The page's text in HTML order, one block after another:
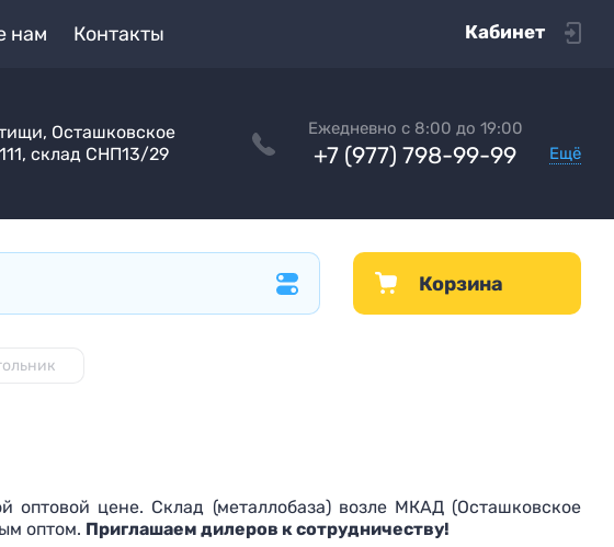
нам Контакты Кабинет
Осташковское
склад СНП13/29
Ежедневно с 8:00 до 19:00
+7 (977) 798-99-99 Ещё
Корзина
оптовой цене. Склад (металлобаза) возле МКАД (Осташковское
оптом. Приглашаем дилеров к сотрудничеству!